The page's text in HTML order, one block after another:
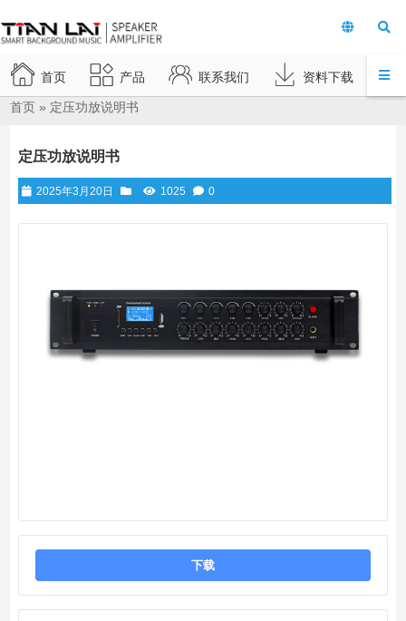
首页 产品 联系我们 资料下载
首页 » 定压功放说明书
定压功放说明书
2025年3月20日 1025 0
下载